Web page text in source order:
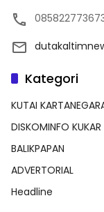
Kategori
KUTAI
DISKOMINFO KUKAR
BALIKPAPAN
ADVERTORIAL
Headline